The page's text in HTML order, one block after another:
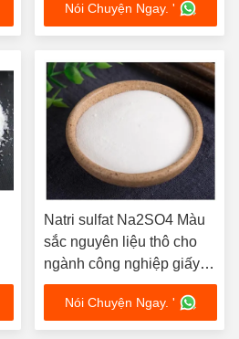
Nói Chuyện Ngay. '
Natri sulfat Na2SO4 Màu
sắc nguyên liệu thô cho
ngành công nghiệp giấy
và dược phẩm
Nói Chuyện Ngay. '